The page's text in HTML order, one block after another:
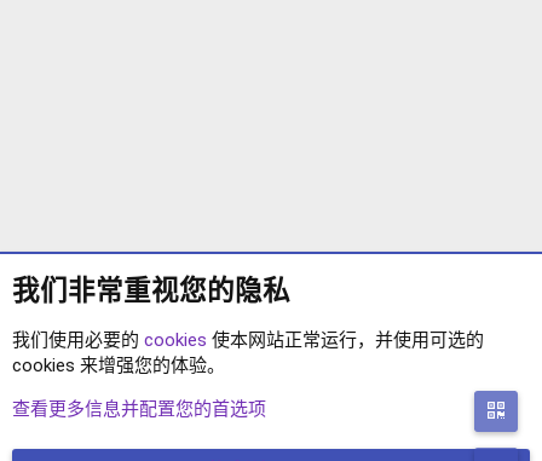
站长互助
我们非常重视您的隐私
我们使用必要的 cookies 使本网站正常运行，并使用可选的
cookies 来增强您的体验。
查看更多信息并配置您的首选项